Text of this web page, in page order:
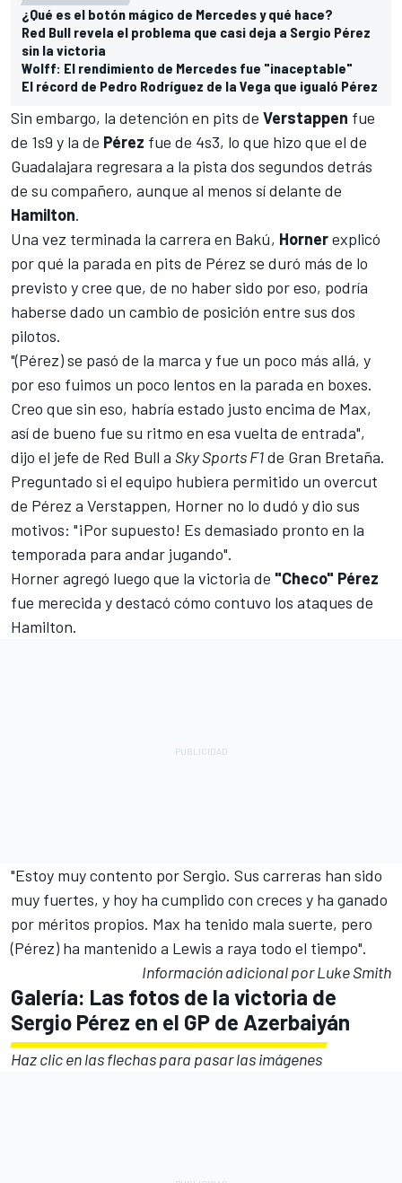
¿Qué es el botón mágico de Mercedes y qué hace?
Red Bull revela el problema que casi deja a Sergio Pérez
sin la victoria
Wolff: El rendimiento de Mercedes fue "inaceptable"
El récord de Pedro Rodríguez de la Vega que igualó Pérez
Sin embargo, la detención en pits de Verstappen fue
de 1s9 y la de Pérez fue de 4s3, lo que hizo que el de
Guadalajara regresara a la pista dos segundos detrás
de su compañero, aunque al menos sí delante de
Hamilton.
Una vez terminada la carrera en Bakú, Hornerexplicó
por qué la parada en pits de Pérez se duró más de lo
previsto y cree que, de no haber sido por eso, podría
haberse dado un cambio de posición entre sus dos
pilotos.
"(Pérez) se pasó de la marca y fue un poco más allá, y
por eso fuimos un poco lentos en la parada en boxes.
Creo que sin eso, habría estado justo encima de Max,
así de bueno fue su ritmo en esa vuelta de entrada",
dijo el jefe de Red Bull a Sky Sports F1de Gran Bretaña.
Preguntado si el equipo hubiera permitido un overcut
de Pérez a Verstappen, Horner no lo dudó y dio sus
motivos: "¡Por supuesto! Es demasiado pronto en la
temporada para andar jugando".
Horner agregó luego que la victoria de "Checo" Pérez
fue merecida y destacó cómo contuvo los ataques de
Hamilton.
"Estoy muy contento por Sergio. Sus carreras han sido
muy fuertes, y hoy ha cumplido con creces y ha ganado
por méritos propios. Max ha tenido mala suerte, pero
(Pérez) ha mantenido a Lewis a raya todo el tiempo".
Información adicional por Luke Smith
Galería: Las fotos de la victoria de
Sergio Pérez en el GP de Azerbaiyán
Haz clic en las flechas para pasar las imágenes